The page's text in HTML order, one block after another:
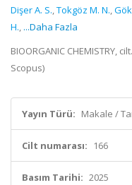
Dişer A. S.,Tokgöz M. N.,
H., ...Daha Fazla
BIOORGANIC CHEMISTRY,
Scopus)
Yayın Türü: Makale /
Cilt numarası: 166
Basım Tarihi: 2025